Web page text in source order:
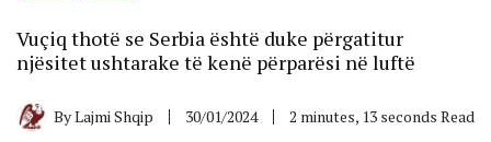
Vuçiq thotë se Serbia është duke përgatitur
njësitet ushtarake të kenë përparësi në luftë
ByLajmi Shqip 30/01/2024 2 minutes, 13 seconds Read